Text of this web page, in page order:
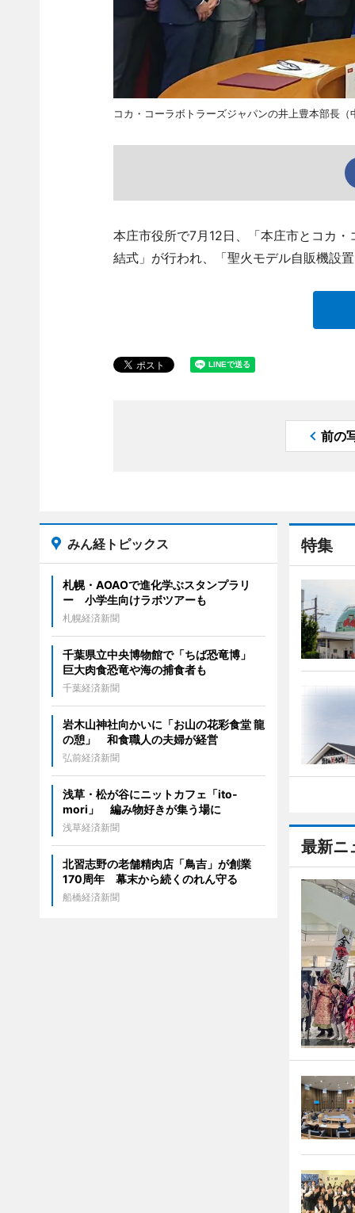
コカ・コーラボトラーズジャパンの井上豊本部長
本庄市役所で7月12日、「本庄市とコカ
結式」が行われ、「聖火モデル自販機設
前の
特集
最新ニ
みん経トピックス
札幌・AOAOで進化学ぶスタンプラリ
ー 小学生向けラボツアーも
札幌経済新聞
千葉県立中央博物館で「ちば恐竜博」
巨大肉食恐竜や海の捕食者も
千葉経済新聞
岩木山神社向かいに「お山の花彩食堂 龍
の憩」 和食職人の夫婦が経営
弘前経済新聞
浅草・松が谷にニットカフェ「ito-
mori」 編み物好きが集う場に
浅草経済新聞
北習志野の老舗精肉店「鳥吉」が創業
170周年 幕末から続くのれん守る
船橋経済新聞